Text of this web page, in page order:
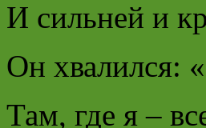
И сильней и
Он хвалился:
Там, где я –